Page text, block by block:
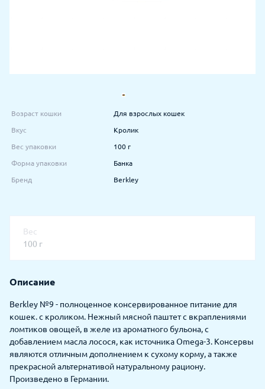
Возраст кошки Для взрослых кошек
Вкус Кролик
Вес упаковки 100 г
Форма упаковки Банка
Бренд Berkley
Вес
100 г
Описание
Berkley №9 - полноценное консервированное питание для
кошек. с кроликом. Нежный мясной паштет с вкраплениями
ломтиков овощей, в желе из ароматного бульона, с
добавлением масла лосося, как источника Omega-3. Консервы
являются отличным дополнением к сухому корму, а также
прекрасной альтернативой натуральному рациону.
Произведено в Германии.